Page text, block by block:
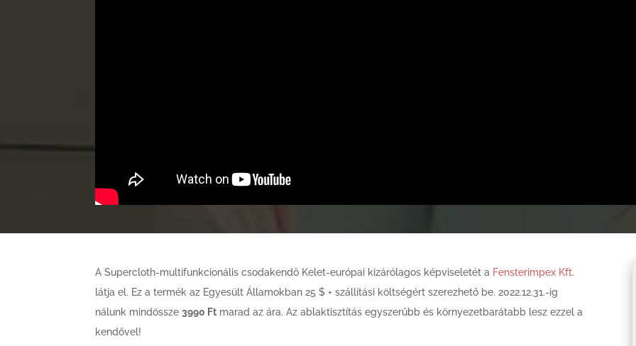
A Supercloth-multifunkcionális csodakendő Kelet-európai kizárólagos képviseletét a Fensterimpex Kft.
látja el. Ez a termék az Egyesült Államokban 25 $ + szállítási költségért szerezhető be. 2022.12.31.-ig
nálunk mindössze3990 Ft marad az ára. Az ablaktisztítás egyszerűbb és környezetbarátabb lesz ezzel a
kendővel!